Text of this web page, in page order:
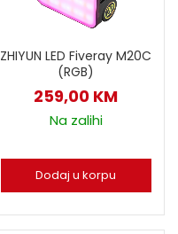
ZHIYUN LED Fiveray M20C
(RGB)
259,00 KM
Na zalihi
Dodaj u korpu